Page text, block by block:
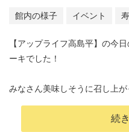
館内の様子 イベント
【アップライフ高島平】の今
ーキでした！
みなさん美味しそうに召し上が
続